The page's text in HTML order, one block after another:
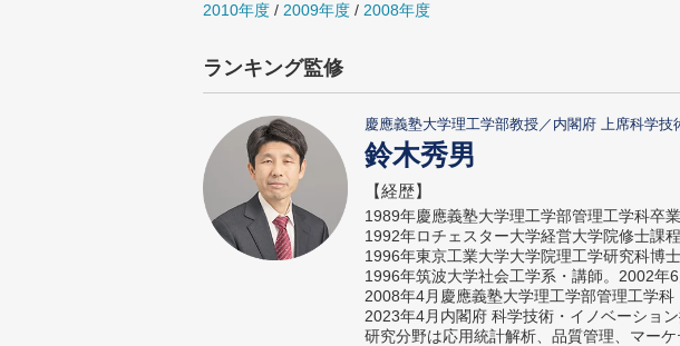
2010年度 / 2009年度 / 2008年度
ランキング監修
慶應義塾大学理工学部教授／内閣府 上席科学技
鈴木秀男
【経歴】
1989年慶應義塾大学理工学部管理工学科卒業
1992年ロチェスター大学経営大学院修士課程
1996年東京工業大学大学院理工学研究科博
1996年筑波大学社会工学系・講師。2002年6
2008年4月慶應義塾大学理工学部管理工学
2023年4月内閣府 科学技術・イノベーショ
研究分野は応用統計解析、品質管理、マーケ